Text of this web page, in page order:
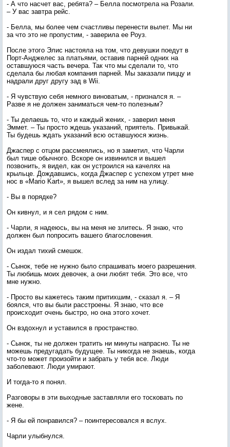
- А что насчет вас, ребята? – Белла посмотрела на Розали.
– У вас завтра рейс.
- Белла, мы более чем счастливы перенести вылет. Мы ни
за что это не пропустим, - заверила ее Роуз.
После этого Элис настояла на том, что девушки поедут в
Порт-Анджелес за платьями, оставив парней одних на
оставшуюся часть вечера. Так что мы сделали то, что
сделала бы любая компания парней. Мы заказали пиццу и
надрали друг другу зад в Wii.
- Я чувствую себя немного виноватым, - признался я. –
Разве я не должен заниматься чем-то полезным?
- Ты делаешь то, что и каждый жених, - заверил меня
Эммет. – Ты просто ждешь указаний, приятель. Привыкай.
Ты будешь ждать указаний всю оставшуюся жизнь.
Джаспер с отцом рассмеялись, но я заметил, что Чарли
был тише обычного. Вскоре он извинился и вышел
позвонить, я видел, как он устроился на качелях на
крыльце. Дождавшись, когда Джаспер с успехом утрет мне
нос в «Mario Kart», я вышел вслед за ним на улицу.
- Вы в порядке?
Он кивнул, и я сел рядом с ним.
- Чарли, я надеюсь, вы на меня не злитесь. Я знаю, что
должен был попросить вашего благословения.
Он издал тихий смешок.
- Сынок, тебе не нужно было спрашивать моего разрешения.
Ты любишь моих девочек, а они любят тебя. Это все, что
мне нужно.
- Просто вы кажетесь таким притихшим, - сказал я. – Я
боялся, что вы были расстроены. Я знаю, что все
происходит очень быстро, но она этого хочет.
Он вздохнул и уставился в пространство.
- Сынок, ты не должен тратить ни минуты напрасно. Ты не
можешь предугадать будущее. Ты никогда не знаешь, когда
что-то может произойти и забрать у тебя все. Люди
заболевают. Люди умирают.
И тогда-то я понял.
Разговоры в эти выходные заставляли его тосковать по
жене.
- Я бы ей понравился? – поинтересовался я вслух.
Чарли улыбнулся.